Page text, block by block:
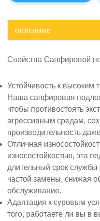
описание
Свойства Сапфировой
Устойчивость к высоким
Наша сапфировая
чтобы противостоять
агрессивным средам,
производительность
Отличная
износостойкостью, эта
длительный срок службы
частой замены, снижая
обслуживание.
Адаптация к суровым
того, работаете ли вы в